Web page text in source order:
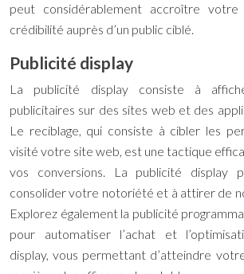
peut considérablement accroître
crédibilité auprès d’un public ciblé.
Publicité display
La publicité display consiste à
publicitaires sur des sites web et des
Le reciblage, qui consiste à cibler les
visité votre site web, est une tactique
vos conversions. La publicité display
consolider votre notoriété et à attirer de
Explorez également la publicité
pour automatiser l’achat et
display, vous permettant d’atteindre